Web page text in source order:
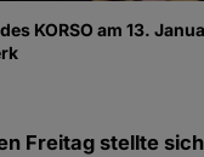
KORSO am 13.
Freitag stellte